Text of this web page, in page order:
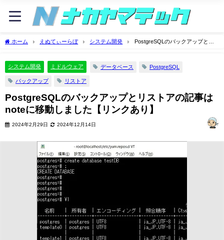
ホーム えぬてぃーらぼ システム開発
PostgreSQLのバックアップとリ
システム開発 ミドルウェア データベース PostgreSQL
バックアップ リストア
PostgreSQLのバックアップとリストアの記事は
noteに移動しました【リンクあり】
2024年2月29日 2024年12月14日